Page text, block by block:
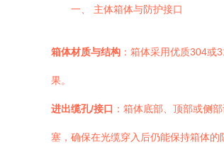
一、 主体箱体与防护接口
箱体材质与结构 ：箱体采用优质304
果。
进出缆孔/接口 ：箱体底部、顶部或侧
塞，确保在光缆穿入后仍能保持箱体的